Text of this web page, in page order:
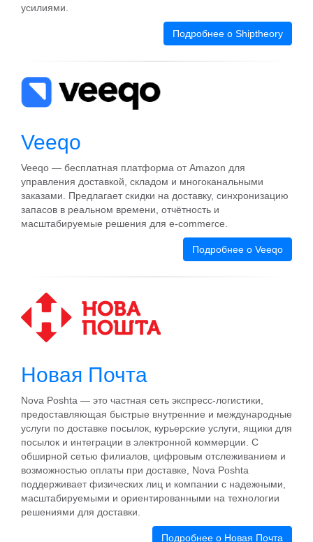
усилиями.
Подробнее о Shiptheory
Veeqo
Veeqo — бесплатная платформа от Amazon для
управления доставкой, складом и многоканальными
заказами. Предлагает скидки на доставку, синхронизацию
запасов в реальном времени, отчётность и
масштабируемые решения для e‑commerce.
Подробнее о Veeqo
Новая Почта
Nova Poshta — это частная сеть экспресс-логистики,
предоставляющая быстрые внутренние и международные
услуги по доставке посылок, курьерские услуги, ящики для
посылок и интеграции в электронной коммерции. С
обширной сетью филиалов, цифровым отслеживанием и
возможностью оплаты при доставке, Nova Poshta
поддерживает физических лиц и компании с надежными,
масштабируемыми и ориентированными на технологии
решениями для доставки.
Подробнее о Новая Почта